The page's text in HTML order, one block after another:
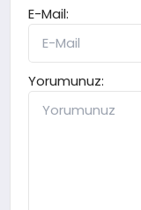
E-Mail:
Yorumunuz: